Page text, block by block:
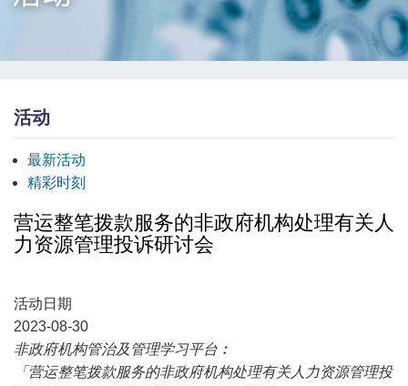
活动
最新活动
精彩时刻
营运整笔拨款服务的非政府机构处理有关人
力资源管理投诉研讨会
活动日期
2023-08-30
非政府机构管治及管理学习平台︰
「营运整笔拨款服务的非政府机构处理有关人力资源管理投